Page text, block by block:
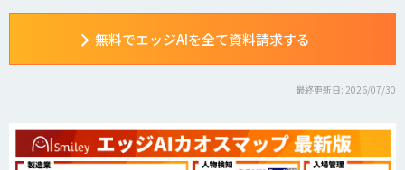
無料でエッジAIを全て資料請求する
最終更新日: 2026/07/30